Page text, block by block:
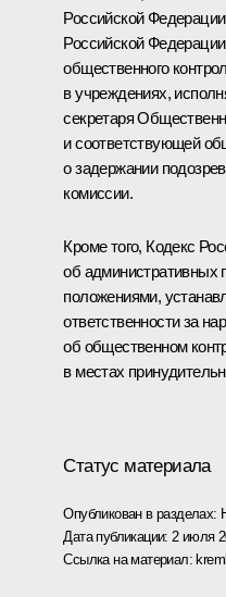
Российской
Российской
общественного
в учреждениях,
секретаря
и соответствующей
о задержании
комиссии.
Кроме того, Кодекс
об административных
положениями,
ответственности за
об общественном
в местах
Статус материала
Опубликован в разделах:
Дата публикации: 2 июля
Ссылка на материал: